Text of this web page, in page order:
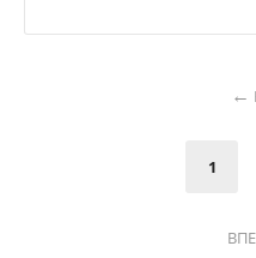
1